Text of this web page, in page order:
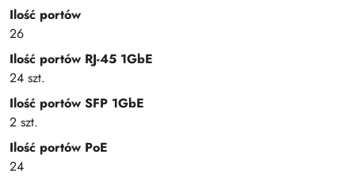
Ilość portów
26
Ilość portów RJ-45 1GbE
24 szt.
Ilość portów SFP 1GbE
2 szt.
Ilość portów PoE
24